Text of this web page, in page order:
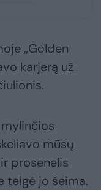
„Golden
karjerą už
mūsų
prosenelis
teigė jo šeima.